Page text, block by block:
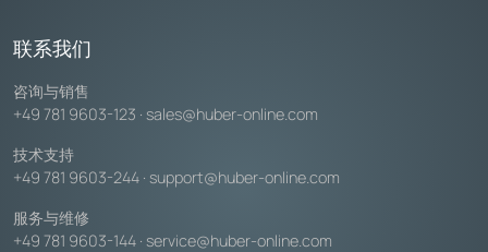
联系我们
咨询与销售
+49 781 9603-123 · sales@huber-online.com
技术支持
+49 781 9603-244 · support@huber-online.com
服务与维修
+49 781 9603-144 · service@huber-online.com